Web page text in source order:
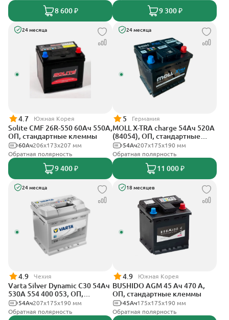
8 600 ₽ 9 300 ₽
24 месяца
4.7 Южная Корея
Solite CMF 26R-550 60Ач 550А,
ОП, стандартные клеммы
206x173x207 мм
60Ач
Обратная полярность
9 400 ₽
24 месяца
5 Германия
MOLL X-TRA charge 54Ач 520А
(84054), ОП, стандартные
клеммы207x175x190 мм
54Ач
Обратная полярность
11 000 ₽
24 месяца
4.9 Чехия
Varta Silver Dynamic C30 54Ач
530А 554 400 053, ОП,
стандартные клеммы
207х175х190 мм
54Ач
Обратная полярность
18 месяцев
4.9 Южная Корея
BUSHIDO AGM 45 Ач 470 А,
ОП, стандартные клеммы
175x175x190 мм
45Ач
Обратная полярность